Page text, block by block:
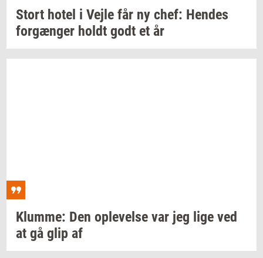
Stort hotel i Vejle får ny chef: Hen­des
for­gæn­ger holdt godt et år
Klum­me: Den op­le­vel­se var jeg lige ved
at gå glip af